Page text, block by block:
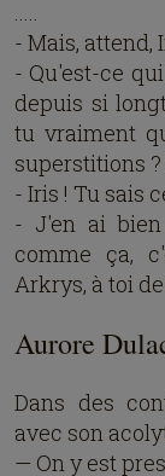
- Mais, attend,
- Qu'est-ce
depuis si
tu vraiment
superstitions
- Iris ! Tu sais
- J'en ai bien
comme ça,
Arkrys, à toi
Aurore
Dans des
avec son
— On y est